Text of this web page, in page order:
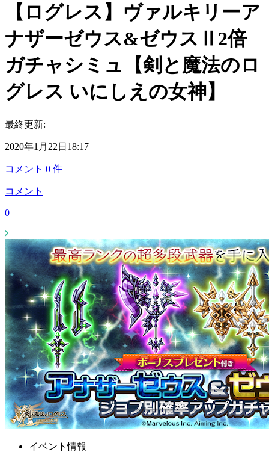
【ログレス】ヴァルキリーア
ナザーゼウス&ゼウスⅡ2倍
ガチャシミュ【剣と魔法のロ
グレス いにしえの女神】
最終更新:
2020年1月22日18:17
コメント 0 件
コメント
0
イベント情報